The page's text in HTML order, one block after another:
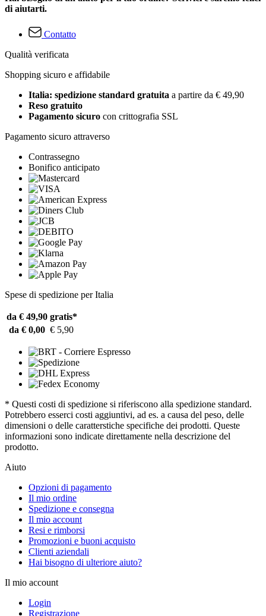
di aiutarti.
Contatto
Qualità verificata
Shopping sicuro e affidabile
Italia: spedizione standard gratuita a partire da € 49,90
Reso gratuito
Pagamento sicuro con crittografia SSL
Pagamento sicuro attraverso
Contrassegno
Bonifico anticipato
Spese di spedizione per Italia
da € 49,90 gratis*
da € 0,00 € 5,90
* Questi costi di spedizione si riferiscono alla spedizione standard.
Potrebbero esserci costi aggiuntivi, ad es. a causa del peso, delle
dimensioni o delle caratterstiche specifiche dei prodotti. Queste
informazioni sono indicate direttamente nella descrizione del
prodotto.
Aiuto
Opzioni di pagamento
Il mio ordine
Spedizione e consegna
Il mio account
Resi e rimborsi
Promozioni e buoni acquisto
Clienti aziendali
Hai bisogno di ulteriore aiuto?
Il mio account
Login
Registrazione